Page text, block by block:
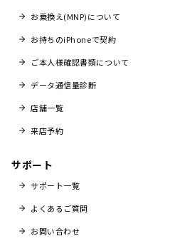
お乗換え(MNP)について
お持ちのiPhoneで契約
ご本人様確認書類について
データ通信量診断
店舗一覧
来店予約
サポート
サポート一覧
よくあるご質問
お問い合わせ